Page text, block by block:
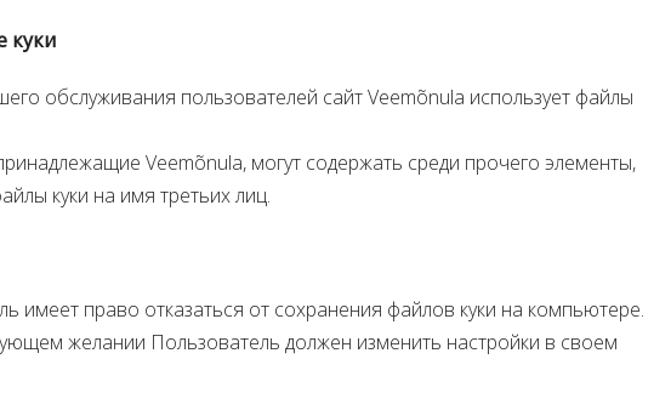
куки
обслуживания пользователей сайт Veemõnula использует файлы
Veemõnula, могут содержать среди прочего элементы,
куки на имя третьих лиц.
имеет право отказаться от сохранения файлов куки на компьютере.
желании Пользователь должен изменить настройки в своем